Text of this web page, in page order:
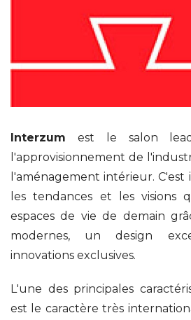
Interzum est le salon
l'approvisionnement de
l'aménagement intérieur.
les tendances et les visions
espaces de vie de demain
modernes, un design
innovations exclusives.
L'une des principales
est le caractère très